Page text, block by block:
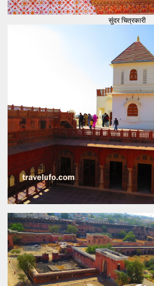
सुंदर चित्रकारी